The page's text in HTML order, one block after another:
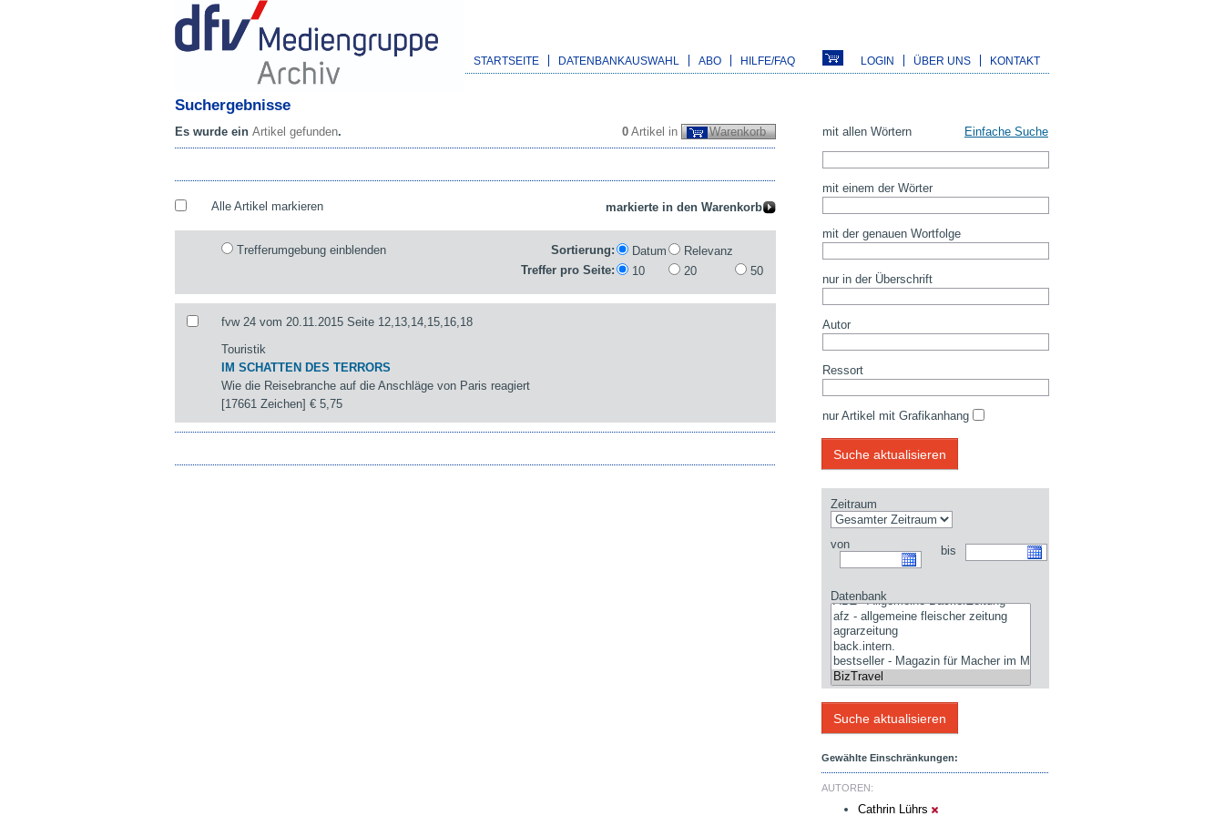
STARTSEITE DATENBANKAUSWAHL ABO HILFE/FAQ LOGIN ÜBER UNS KONTAKT
Suchergebnisse
0 Artikel in Warenkorb
Es wurde ein Artikel gefunden.
Alle Artikel markieren
Trefferumgebung einblenden Sortierung: Datum
Relevanz
Treffer pro Seite:
10 20 50
fvw 24 vom 20.11.2015 Seite 12,13,14,15,16,18
Touristik
IM SCHATTEN DES TERRORS
Wie die Reisebranche auf die Anschläge von Paris reagiert
[17661 Zeichen]€ 5,75
mit allen Wörtern Einfache Suche
mit einem der Wörter
mit der genauen Wortfolge
nur in der Überschrift
Autor
Ressort
nur Artikel mit Grafikanhang
Zeitraum
von bis
Datenbank
Gewählte Einschränkungen:
AUTOREN:
Cathrin Lührs